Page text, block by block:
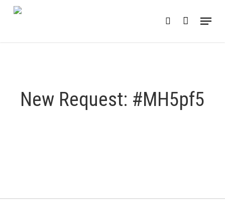
Skip
search
Menu
New Request: #MH5pf5